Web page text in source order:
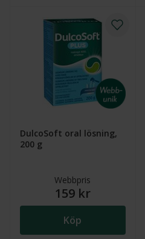
DulcoSoft oral lösning,
200 g
Webbpris
159 kr
Köp